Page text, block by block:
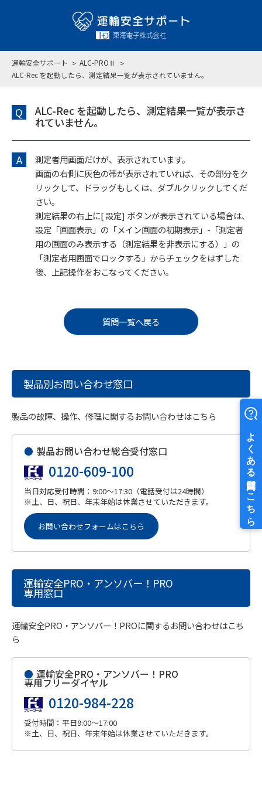
運輸安全サポート
ALC-PROⅡ
ALC-Rec を起動したら、測定結果一覧が表示されていません。
Q
ALC-Rec を起動したら、測定結果一覧が表示さ
れていません。
A
測定者用画面だけが、表示されています。
画面の右側に灰色の帯が表示されていれば、その部分をク
リックして、ドラッグもしくは、ダブルクリックしてくだ
さい。
測定結果の右上に[ 設定] ボタンが表示されている場合は、
設定「画面表示」の「メイン画面の初期表示」-「測定者
用の画面のみ表示する（測定結果を非表示にする）」の
「測定者用画面でロックする」からチェックをはずした
後、上記操作をおこなってください。
質問一覧へ戻る
製品別お問い合わせ窓口
製品の故障、操作、修理に関するお問い合わせはこちら
● 製品お問い合わせ総合受付窓口
0120-609-100
当日対応受付時間：9:00～17:30（電話受付は24時間）
※土、日、祝日、年末年始は休業させていただきます。
お問い合わせフォームはこちら
運輸安全PRO・アンソバー！PRO
専用窓口
運輸安全PRO・アンソバー！PROに関するお問い合わせはこち
ら
● 運輸安全PRO・アンソバー！PRO
専用フリーダイヤル
0120-984-228
受付時間：平日9:00～17:00
※土、日、祝日、年末年始は休業させていただきます。